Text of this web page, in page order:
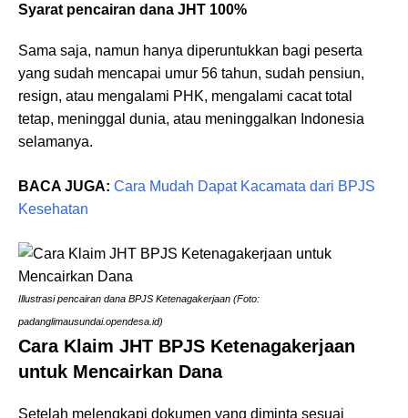
Syarat pencairan dana JHT 100%
Sama saja, namun hanya diperuntukkan bagi peserta
yang sudah mencapai umur 56 tahun, sudah pensiun,
resign, atau mengalami PHK, mengalami cacat total
tetap, meninggal dunia, atau meninggalkan Indonesia
selamanya.
BACA JUGA: Cara Mudah Dapat Kacamata dari BPJS
Kesehatan
Illustrasi pencairan dana BPJS Ketenagakerjaan (Foto:
padanglimausundai.opendesa.id)
Cara Klaim JHT BPJS Ketenagakerjaan
untuk Mencairkan Dana
Setelah melengkapi dokumen yang diminta sesuai